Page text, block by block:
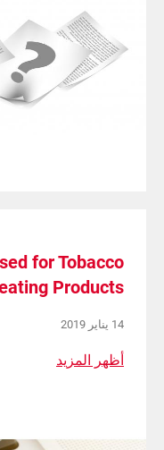
for Tobacco
Products
14 يناير 2019
أظهر المزيد